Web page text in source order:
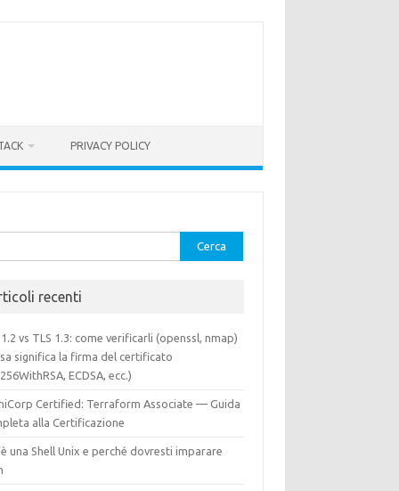
PRIVACY POLICY
recenti
1.2 vs TLS 1.3: come verificarli (openssl, nmap)
significa la firma del certificato
ECDSA, ecc.)
Certified: Terraform Associate — Guida
alla Certificazione
una Shell Unix e perché dovresti imparare